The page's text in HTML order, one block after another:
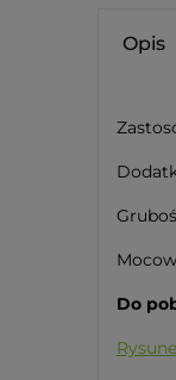
Opis
Do